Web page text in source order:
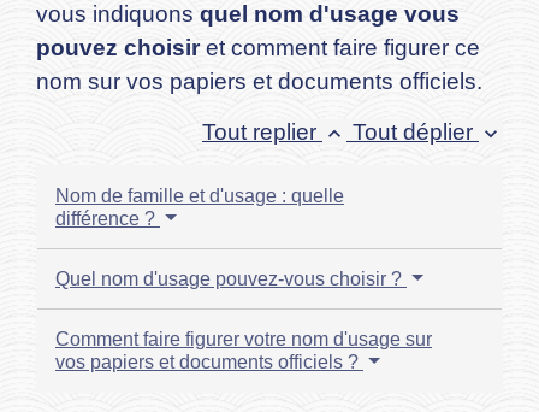
vous indiquons quel nom d'usage vous
pouvez choisiret comment faire figurer ce
nom sur vos papiers et documents officiels.
Tout replier keyboard_arrow_up Tout déplier keyboard_arrow_down
Nom de famille et d'usage : quelle
différence ?
Quel nom d'usage pouvez-vous choisir ?
Comment faire figurer votre nom d'usage sur
vos papiers et documents officiels ?